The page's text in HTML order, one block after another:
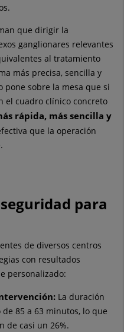
que dirigir la
ganglionares relevantes
al tratamiento
más precisa, sencilla y
pone sobre la mesa que si
el cuadro clínico concreto
rápida, más sencilla y
que la operación
para
de diversos centros
con resultados
personalizado:
La duración
85 a 63 minutos, lo que
de casi un 26%.